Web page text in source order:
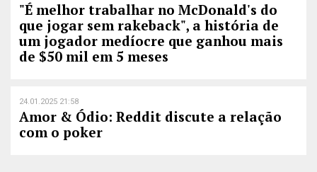
"É melhor trabalhar no McDonald's do
que jogar sem rakeback", a história de
um jogador medíocre que ganhou mais
de $50 mil em 5 meses
24.01.2025 21:58
Amor & Ódio: Reddit discute a relação
com o poker